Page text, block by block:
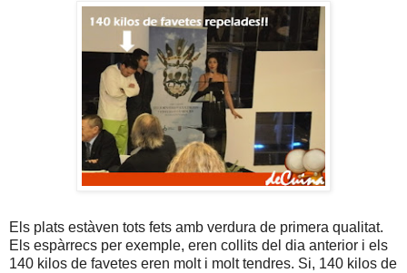
Els plats estàven tots fets amb verdura de primera qualitat.
Els espàrrecs per exemple, eren collits del dia anterior i els
140 kilos de favetes eren molt i molt tendres. Si, 140 kilos de